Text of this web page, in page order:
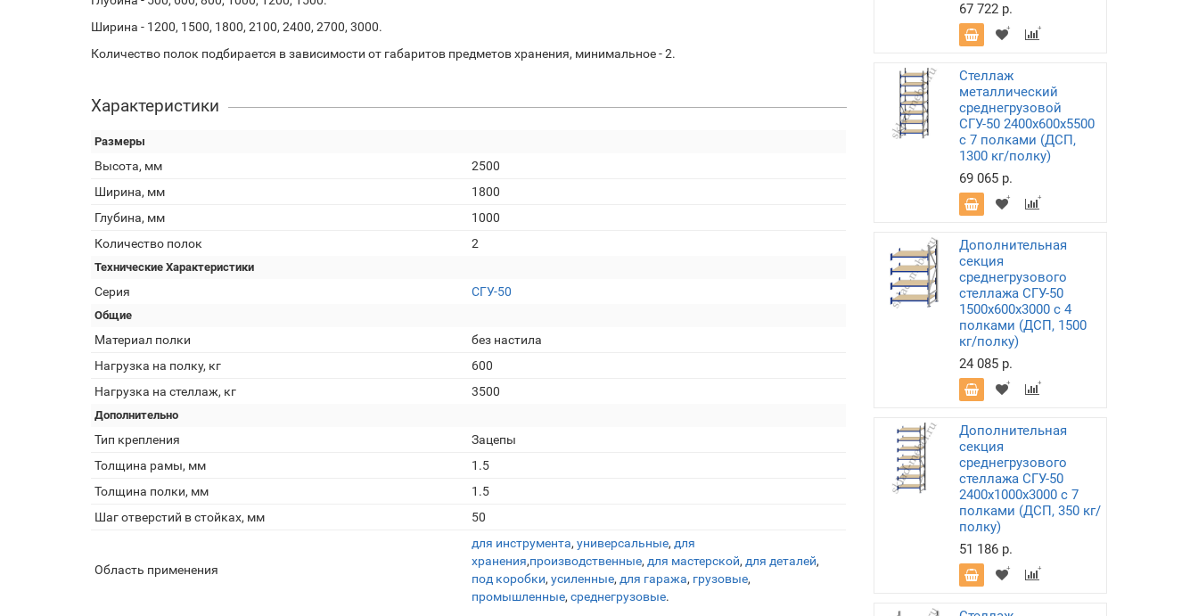
Ширина - 1200, 1500, 1800, 2100, 2400, 2700, 3000.
Количество полок подбирается в зависимости от габаритов предметов хранения, минимальное - 2.
Характеристики
Размеры
Высота, мм
2500
Ширина, мм
1800
Глубина, мм
1000
Количество полок
2
Технические Характеристики
Серия СГУ-50
Общие
Материал полки
без настила
Нагрузка на полку, кг
600
Нагрузка на стеллаж, кг
3500
Дополнительно
Тип крепления
Зацепы
Толщина рамы, мм
1.5
Толщина полки, мм
1.5
Шаг отверстий в стойках, мм
50
Область применения
для инструмента, универсальные, для
хранения,производственные, для мастерской, для деталей,
под коробки, усиленные, для гаража, грузовые,
промышленные, среднегрузовые.
67 722 р.
Стеллаж
металлический
среднегрузовой
СГУ-50 2400х600х5500
с 7 полками (ДСП,
1300 кг/полку)
69 065 р.
Дополнительная
секция
среднегрузового
стеллажа СГУ-50
1500х600х3000 с 4
полками (ДСП, 1500
кг/полку)
24 085 р.
Дополнительная
секция
среднегрузового
стеллажа СГУ-50
2400х1000х3000 с 7
полками (ДСП, 350 кг/
полку)
51 186 р.